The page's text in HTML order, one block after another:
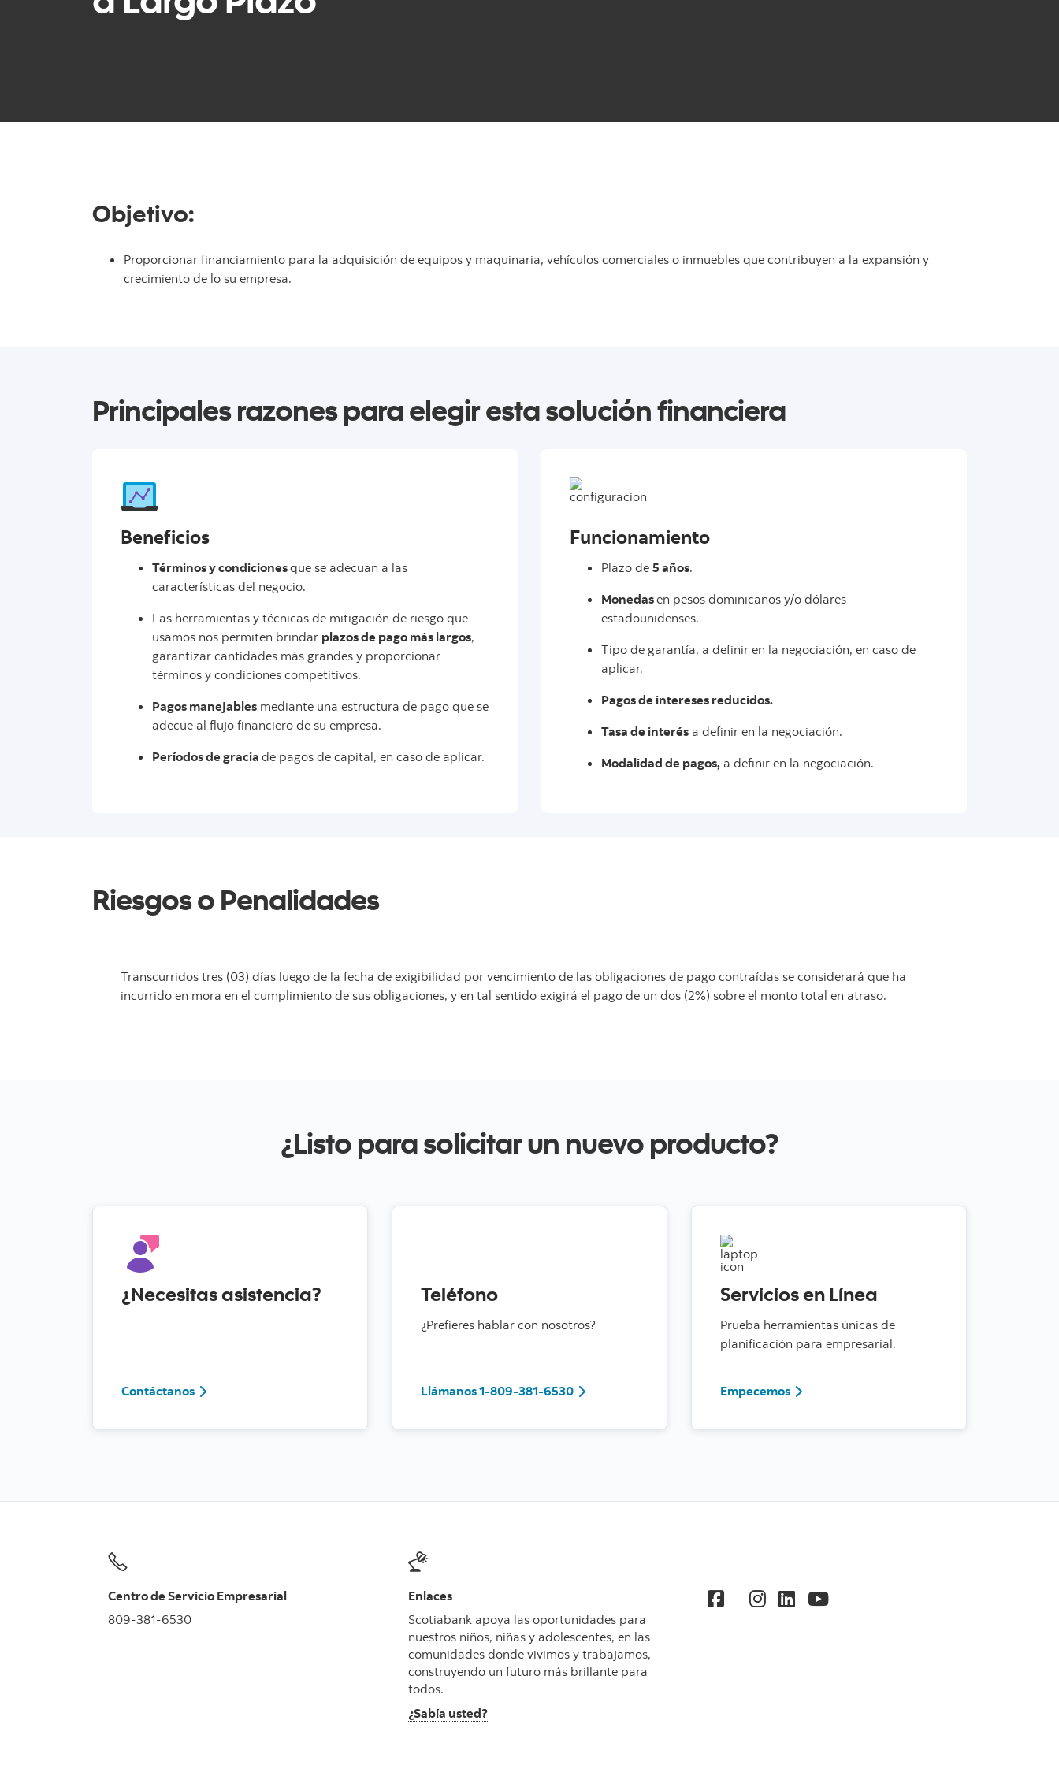
Objetivo:
Proporcionar financiamiento para la adquisición de equipos y maquinaria, vehículos comerciales o inmuebles que contribuyen a la expansión y
crecimiento de lo su empresa.
Principales razones para elegir esta solución financiera
Beneficios
Términos y condicionesque se adecuan a las
características del negocio.
Las herramientas y técnicas de mitigación de riesgo que
usamos nos permiten brindar plazos de pago más largos,
garantizar cantidades más grandes y proporcionar
términos y condiciones competitivos.
Pagos manejables mediante una estructura de pago que se
adecue al flujo financiero de su empresa.
Períodos de gracia de pagos de capital, en caso de aplicar.
Funcionamiento
Plazo de 5 años.
Monedasen pesos dominicanos y/o dólares
estadounidenses.
Tipo de garantía, a definir en la negociación, en caso de
aplicar.
Pagos de intereses reducidos.
Tasa de interés a definir en la negociación.
Modalidad de pagos, a definir en la negociación.
Riesgos o Penalidades
Transcurridos tres (03) días luego de la fecha de exigibilidad por vencimiento de las obligaciones de pago contraídas se considerará que ha
incurrido en mora en el cumplimiento de sus obligaciones, y en tal sentido exigirá el pago de un dos (2%) sobre el monto total en atraso.
¿Listo para solicitar un nuevo producto?
¿Necesitas asistencia?
ContáctanosContáctanos
Teléfono
¿Prefieres hablar con nosotros?
Llámanos 1-809-381-6530Llámanos 1-809-381-6530
Servicios en Línea
Prueba herramientas únicas de
planificación para empresarial.
EmpecemosConoce más sobre ScotiaConnect
Centro de Servicio Empresarial
809-381-6530
Enlaces
Scotiabank apoya las oportunidades para
nuestros niños, niñas y adolescentes, en las
comunidades donde vivimos y trabajamos,
construyendo un futuro más brillante para
todos.
¿Sabía usted?